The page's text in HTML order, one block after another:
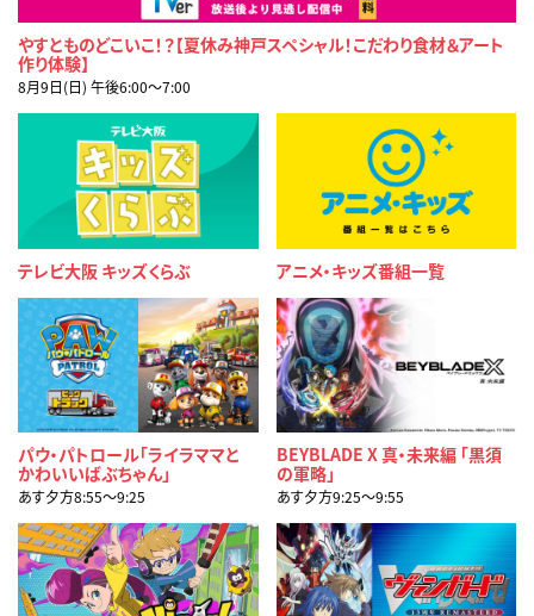
やすとものどこいこ！？【夏休み神戸スペシャル！こだわり食材＆アート
作り体験】
8月9日(日) 午後6:00〜7:00
テレビ大阪 キッズくらぶ アニメ・キッズ番組一覧
パウ・パトロール「ライラママと
かわいいばぶちゃん」
あす夕方8:55〜9:25
BEYBLADE X 真・未来編 「黒須
の軍略」
あす夕方9:25〜9:55